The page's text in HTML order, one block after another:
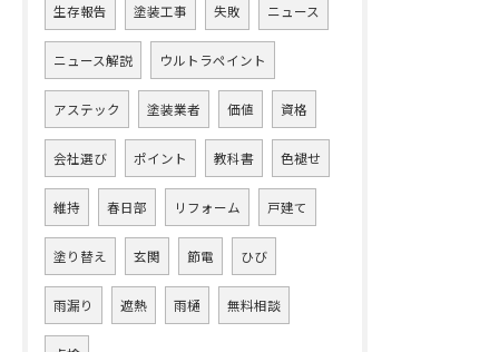
生存報告 塗装工事 失敗 ニュース
ニュース解説 ウルトラペイント
アステック 塗装業者 価値 資格
会社選び ポイント 教科書 色褪せ
維持 春日部 リフォーム 戸建て
塗り替え 玄関 節電 ひび
雨漏り 遮熱 雨樋 無料相談